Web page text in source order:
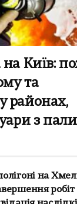
Київ:
та
районах,
з
на